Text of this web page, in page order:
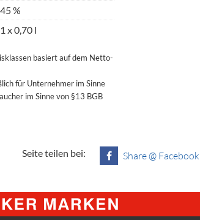
45 %
1 x 0,70 l
basiert auf dem Netto-
für Unternehmer im Sinne
im Sinne von §13 BGB
Seite teilen bei: Share @ Facebook